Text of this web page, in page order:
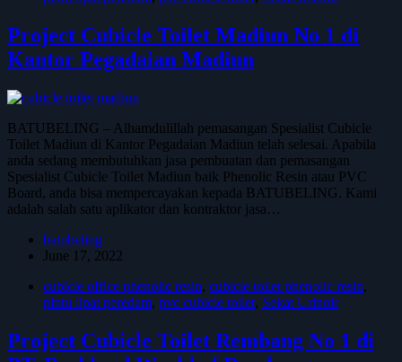
Project Cubicle Toilet Madiun No 1 di
Kantor Pegadaian Madiun
BATUBELING – Alhamdulillah pemasangan Spesialist Cubicle
Toilet Madiun di Kantor Pegadaian Madiun telah selesai. Apabila
anda sedang membutuhkan jasa pembuatan dan pemasangan
Spesialist Cubicle Toilet Madiun baik Phenolic Resin atau PVC
Board, anda bisa mempercayakan kepada BATUBELING. Kami
adalah salah satu aplikator dan kontraktor jasa…
batubeling
June 17, 2022
cubicle office phenolic resin, cubicle toilet phenolic resin,
pintu lipat peredam, pvc cubicle toilet, Sekat Urinoir
Project Cubicle Toilet Rembang No 1 di